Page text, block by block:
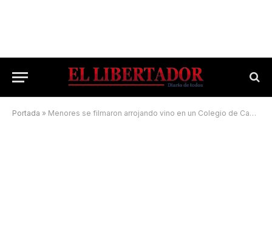
Portada » Menores se filmaron arrojando vino en un Colegio de Capital